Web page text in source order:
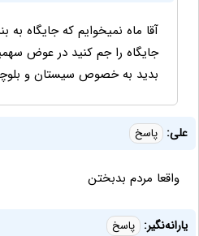
آقا ماه نمیخوایم که جایگاه به
جایگاه را جم کنید در عوض
بدید به خصوص سیستان و
علی: پاسخ
واقعا مردم بدبختن
یارانه‌نگیر: پاسخ